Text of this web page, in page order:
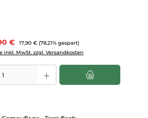
€ Regulärer Preis:
17,90 € (78.21% gespart)
inkl. MwSt. zzgl. Versandkosten
den gewünschten Wert ein oder benutze die